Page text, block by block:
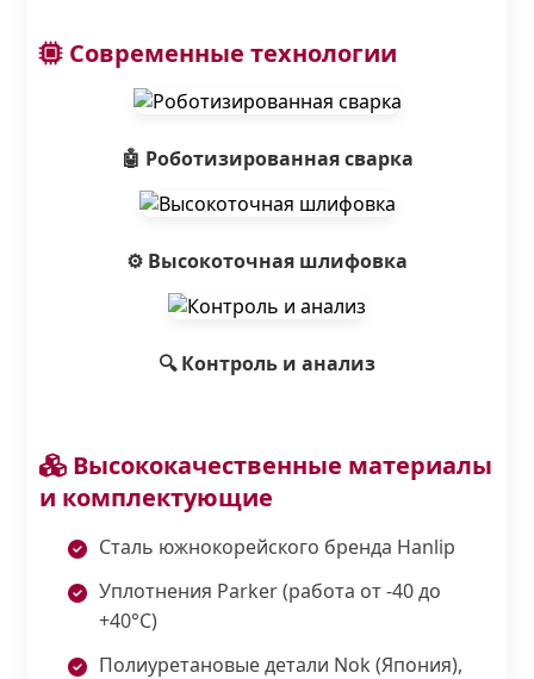
Современные технологии
🤖 Роботизированная сварка
⚙️ Высокоточная шлифовка
🔍 Контроль и анализ
Высококачественные материалы
и комплектующие
Сталь южнокорейского бренда Hanlip
Уплотнения Parker (работа от -40 до
+40°С)
Полиуретановые детали Nok (Япония),